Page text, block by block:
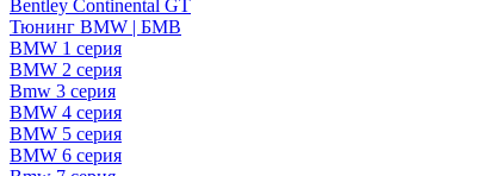
Bentley Continental GT
Тюнинг BMW | БМВ
BMW 1 серия
BMW 2 серия
Bmw 3 серия
BMW 4 серия
BMW 5 серия
BMW 6 серия